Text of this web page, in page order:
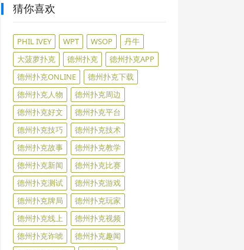
猜你喜欢
PHIL IVEY WPT WSOP
丹牛
大菠萝扑克
德州扑克
德州扑克APP
德州扑克ONLINE
德州扑克下载
德州扑克人物
德州扑克周边
德州扑克好文
德州扑克平台
德州扑克技巧
德州扑克技术
德州扑克故事
德州扑克教学
德州扑克新闻
德州扑克比赛
德州扑克测试
德州扑克游戏
德州扑克牌局
德州扑克玩家
德州扑克线上
德州扑克视频
德州扑克诈唬
德州扑克趣闻